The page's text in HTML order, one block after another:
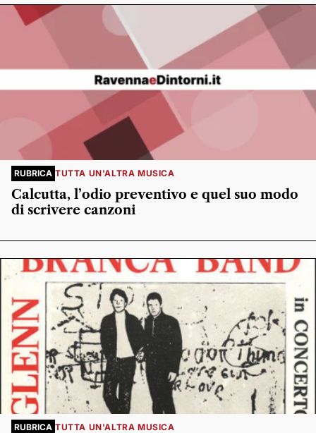
RUBRICA TUTTA UN'ALTRA MUSICA
Calcutta, l’odio preventivo e quel suo modo
di scrivere canzoni
RUBRICA TUTTA UN'ALTRA MUSICA